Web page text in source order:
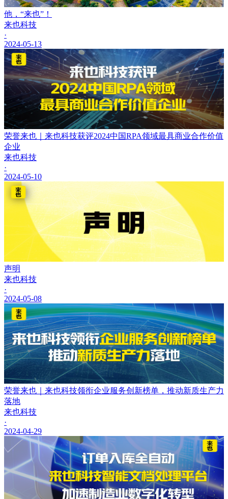
他，“来也”！
来也科技
·
2024-05-13
荣誉来也｜来也科技获评2024中国RPA领域最具商业合作价值
企业
来也科技
·
2024-05-10
声明
来也科技
·
2024-05-08
荣誉来也｜来也科技领衔企业服务创新榜单，推动新质生产力
落地
来也科技
·
2024-04-29